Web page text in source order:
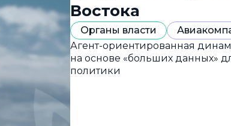
Востока
Органы власти
Агент-ориентированная
на основе «больших данных»
политики